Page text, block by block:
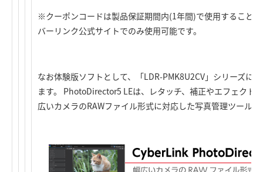
※クーポンコードは製品保証期間内(1年間)で使用すること
バーリンク公式サイトでのみ使用可能です。
なお体験版ソフトとして、「LDR-PMK8U2CV」シリーズに
ます。 PhotoDirector5 LEは、レタッチ、補正やエフェクト
広いカメラのRAWファイル形式に対応した写真管理ツールで